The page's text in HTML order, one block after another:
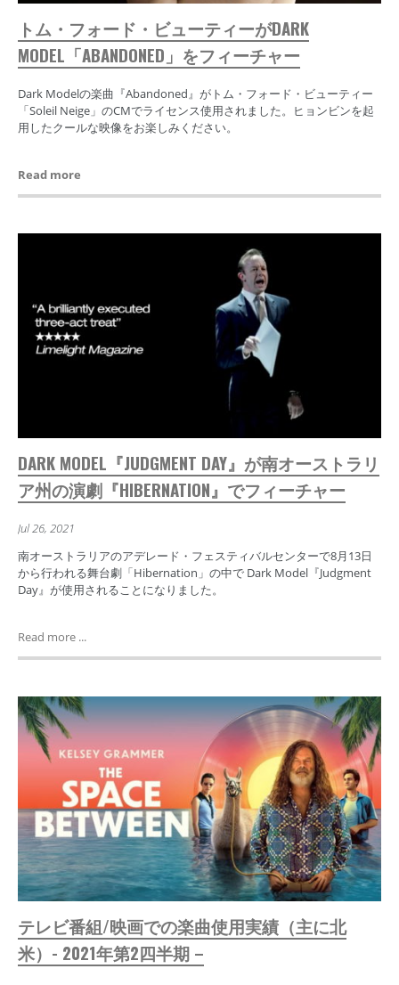
トム・フォード・ビューティーがDARK
MODEL「ABANDONED」をフィーチャー
Dark Modelの楽曲『Abandoned』がトム・フォード・ビューティー
「Soleil Neige」のCMでライセンス使用されました。ヒョンビンを起
用したクールな映像をお楽しみください。
Read more
DARK MODEL『JUDGMENT DAY』が南オーストラリ
ア州の演劇『HIBERNATION』でフィーチャー
Jul 26, 2021
南オーストラリアのアデレード・フェスティバルセンターで8月13日
から行われる舞台劇「Hibernation」の中で Dark Model『Judgment
Day』が使用されることになりました。
Read more ...
テレビ番組/映画での楽曲使用実績（主に北
米）- 2021年第2四半期 –